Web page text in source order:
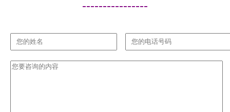
----------------